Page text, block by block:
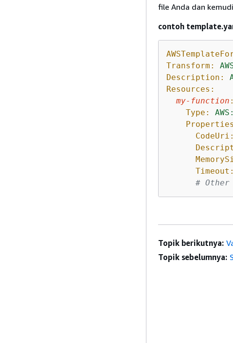
file Anda dan
contoh
Transform:
Description:
Resources:
my-function :
Type:
CodeUri:
Timeout:
#
Topik berikutnya:
Topik sebelumnya: